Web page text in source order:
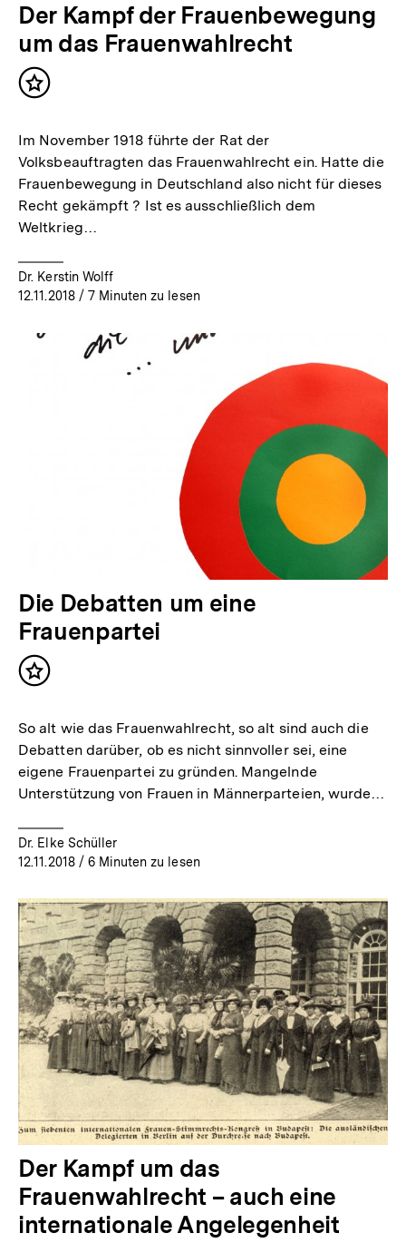
Der Kampf der Frauenbewegung
um das Frauenwahlrecht
Inhalt
Im November 1918 führte der Rat der
Volksbeauftragten das Frauenwahlrecht ein. Hatte die
Frauenbewegung in Deutschland also nicht für dieses
Recht gekämpft ? Ist es ausschließlich dem
Weltkrieg…
Dr. Kerstin Wolff
12.11.2018/ 7 Minuten zu lesen
Die Debatten um eine
Frauenpartei
Inhalt
So alt wie das Frauenwahlrecht, so alt sind auch die
Debatten darüber, ob es nicht sinnvoller sei, eine
eigene Frauenpartei zu gründen. Mangelnde
Unterstützung von Frauen in Männerparteien, wurde…
Dr. Elke Schüller
12.11.2018/ 6 Minuten zu lesen
Der Kampf um das
Frauenwahlrecht – auch eine
internationale Angelegenheit